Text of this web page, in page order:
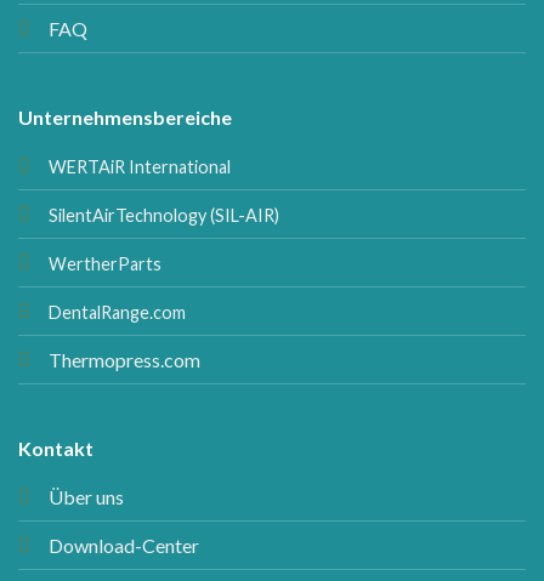
FAQ
Unternehmensbereiche
WERTAiR International
SilentAirTechnology (SIL-AIR)
WertherParts
DentalRange.com
Thermopress.com
Kontakt
Über uns
Download-Center